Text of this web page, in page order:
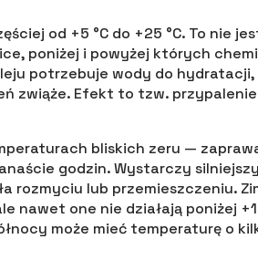
od +5 °C do +25 °C. To nie
poniżej i powyżej których
potrzebuje wody do hydratacji,
zwiąże. Efekt to tzw.
bliskich zeru —
godzin. Wystarczy
rozmyciu lub przemieszczeniu.
nawet one nie działają poniżej
może mieć temperaturę o